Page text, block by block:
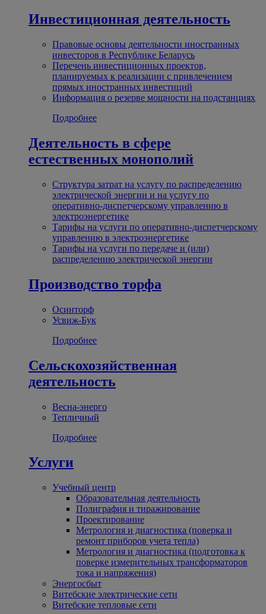
Инвестиционная деятельность
Правовые основы деятельности иностранных
инвесторов в Республике Беларусь
Перечень инвестиционных проектов,
планируемых к реализации с привлечением
прямых иностранных инвестиций
Информация о резерве мощности на подстанциях
Подробнее
Деятельность в сфере
естественных монополий
Структура затрат на услугу по распределению
электрической энергии и на услугу по
оперативно-диспетчерскому управлению в
электроэнергетике
Тарифы на услуги по оперативно-диспетчерскому
управлению в электроэнергетике
Тарифы на услуги по передаче и (или)
распределению электрической энергии
Производство торфа
Осинторф
Усвиж-Бук
Подробнее
Сельскохозяйственная
деятельность
Весна-энерго
Тепличный
Подробнее
Услуги
Учебный центр
Образовательная деятельность
Полиграфия и тиражирование
Проектирование
Метрология и диагностика (поверка и
ремонт приборов учета тепла)
Метрология и диагностика (подготовка к
поверке измерительных трансформаторов
тока и напряжения)
Энергосбыт
Витебские электрические сети
Витебские тепловые сети